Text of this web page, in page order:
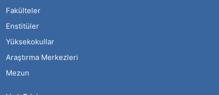
Fakülteler
Enstitüler
Yüksekokullar
Araştırma Merkezleri
Mezun